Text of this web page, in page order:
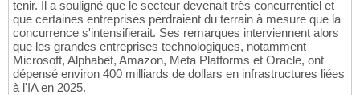
tenir. Il a souligné que le secteur devenait très concurrentiel et
que certaines entreprises perdraient du terrain à mesure que la
concurrence s'intensifierait. Ses remarques interviennent alors
que les grandes entreprises technologiques, notamment
Microsoft, Alphabet, Amazon, Meta Platforms et Oracle, ont
dépensé environ 400 milliards de dollars en infrastructures liées
à l'IA en 2025.